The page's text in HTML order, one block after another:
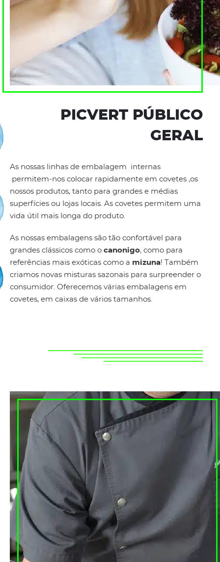
PICVERT PÚBLICO
GERAL
As nossas linhas de embalagem internas
permitem-nos colocar rapidamente em covetes ,os
nossos produtos, tanto para grandes e médias
superfícies ou lojas locais. As covetes permitem uma
vida útil mais longa do produto.
As nossas embalagens são tão confortável para
grandes clássicos como o canonigo, como para
referências mais exóticas como a mizuna! Também
criamos novas misturas sazonais para surpreender o
consumidor. Oferecemos várias embalagens em
covetes, em caixas de vários tamanhos.